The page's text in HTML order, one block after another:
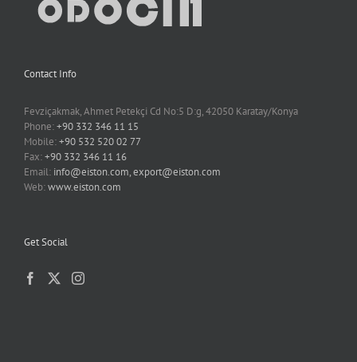
Contact Info
Fevziçakmak, Ahmet Petekçi Cd No:5 D:g, 42050 Karatay/Konya
Phone:+90 332 346 11 15
Mobile:+90 532 520 02 77
Fax:+90 332 346 11 16
Email: info@eiston.com, export@eiston.com
Web:www.eiston.com
Get Social